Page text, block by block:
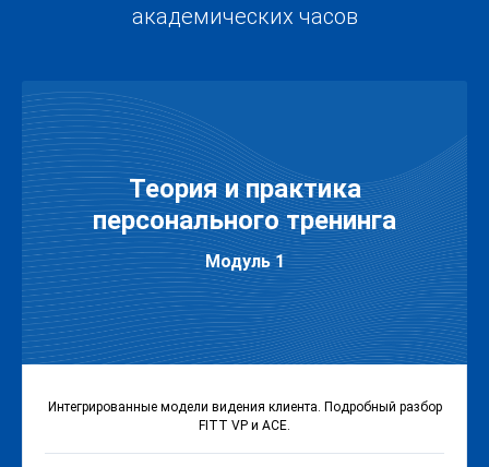
академических часов
Теория и практика
персонального тренинга
Модуль 1
Интегрированные модели видения клиента. Подробный разбор
FITT VP и АСЕ.